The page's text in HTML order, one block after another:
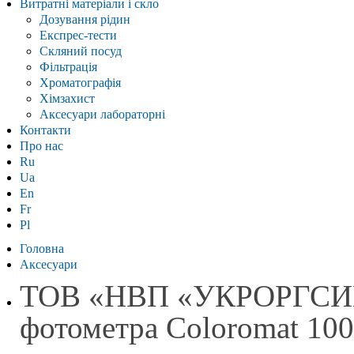
Витратні матеріали і скло
Дозування рідин
Експрес-тести
Скляний посуд
Фільтрація
Хроматографія
Хімзахист
Аксесуари лабораторні
Контакти
Про нас
Ru
Ua
En
Fr
Pl
Головна
Аксесуари
ТОВ «НВП
фотометра Coloromat